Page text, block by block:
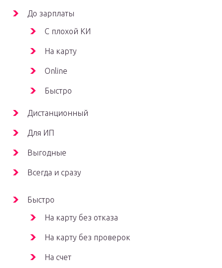
До зарплаты
С плохой КИ
На карту
Online
Быстро
Дистанционный
Для ИП
Выгодные
Всегда и сразу
Быстро
На карту без отказа
На карту без проверок
На счет